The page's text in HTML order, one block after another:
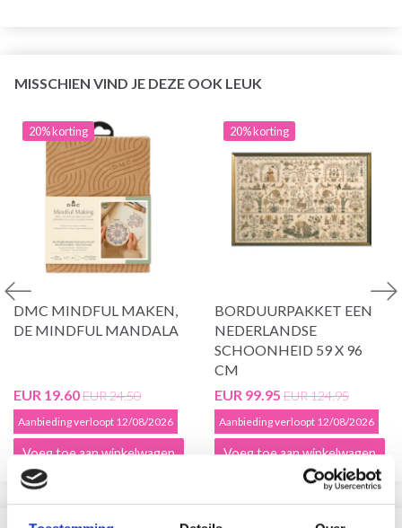
MISSCHIEN VIND JE DEZE OOK LEUK
20% korting
DMC MINDFUL MAKEN,
DE MINDFUL MANDALA
EUR 19.60EUR 24.50
Aanbieding verloopt 12/08/2026
Voeg toe aan winkelwagen
20% korting
BORDUURPAKKET EEN
NEDERLANDSE
SCHOONHEID 59 X 96
CM
EUR 99.95 EUR 124.95
Aanbieding verloopt 12/08/2026
Voeg toe aan winkelwagen